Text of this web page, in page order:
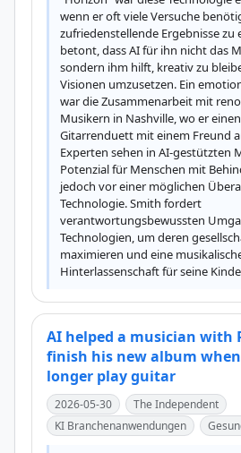
wenn er oft viele Versuche
zufriedenstellende Ergebnisse zu
betont, dass AI für ihn nicht das
sondern ihm hilft, kreativ zu
Visionen umzusetzen. Ein
war die Zusammenarbeit mit
Musikern in Nashville, wo er
Gitarrenduett mit einem Freund
Experten sehen in AI-gestützten
Potenzial für Menschen mit
jedoch vor einer möglichen
Technologie. Smith fordert
verantwortungsbewussten
Technologien, um deren
maximieren und eine
Hinterlassenschaft für seine
AI helped a musician with
finish his new album
longer play guitar
2026-05-30
The Independent
KI Branchenanwendungen